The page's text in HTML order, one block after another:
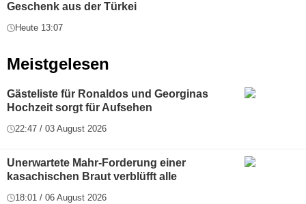
Geschenk aus der Türkei
Heute 13:07
Meistgelesen
Gästeliste für Ronaldos und Georginas
Hochzeit sorgt für Aufsehen
22:47 / 03 August 2026
Unerwartete Mahr-Forderung einer
kasachischen Braut verblüfft alle
18:01 / 06 August 2026